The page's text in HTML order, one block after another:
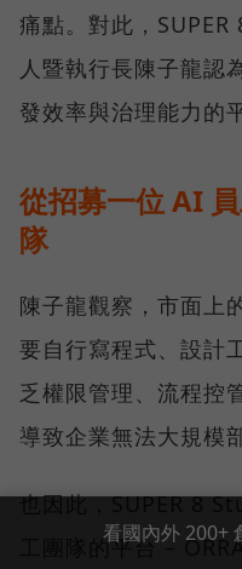
痛點。對此，
人暨執行長陳子龍認
發效率與治理能力的
從招募一位 AI
隊
陳子龍觀察，市面上
要自行寫程式、設計
乏權限管理、流程控
導致企業無法大規模
也因此，SUPER 8
工團隊的平台 –
看國內外 200+